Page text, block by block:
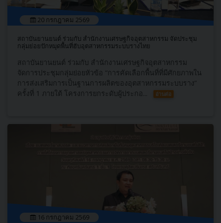
20 กรกฎาคม 2569
สถาบันยานยนต์ ร่วมกับ สำนักงานเศรษฐกิจอุตสาหกรรม จัดประชุม
กลุ่มย่อยปักหมุดพื้นที่ฮับอุตสาหกรรมระบบรางไทย
สถาบันยานยนต์ ร่วมกับ สำนักงานเศรษฐกิจอุตสาหกรรม
จัดการประชุมกลุ่มย่อยหัวข้อ “การคัดเลือกพื้นที่ที่มีศักยภาพใน
การส่งเสริมการเป็นฐานการผลิตของอุตสาหกรรมระบบราง”
ครั้งที่ 1 ภายใต้ โครงการยกระดับผู้ประกอ...
อ่านต่อ
16 กรกฎาคม 2569